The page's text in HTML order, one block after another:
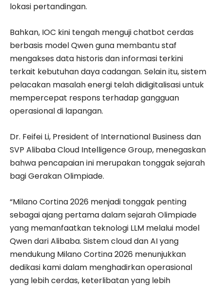
lokasi pertandingan.
Bahkan, IOC kini tengah menguji chatbot cerdas
berbasis model Qwen guna membantu staf
mengakses data historis dan informasi terkini
terkait kebutuhan daya cadangan. Selain itu, sistem
pelacakan masalah energi telah didigitalisasi untuk
mempercepat respons terhadap gangguan
operasional di lapangan.
​Dr. Feifei Li, President of International Business dan
SVP Alibaba Cloud Intelligence Group, menegaskan
bahwa pencapaian ini merupakan tonggak sejarah
bagi Gerakan Olimpiade.
“Milano Cortina 2026 menjadi tonggak penting
sebagai ajang pertama dalam sejarah Olimpiade
yang memanfaatkan teknologi LLM melalui model
Qwen dari Alibaba. Sistem cloud dan AI yang
mendukung Milano Cortina 2026 menunjukkan
dedikasi kami dalam menghadirkan operasional
yang lebih cerdas, keterlibatan yang lebih